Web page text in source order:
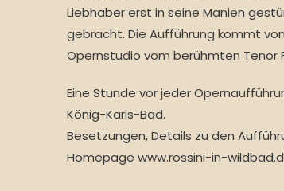
Liebhaber erst in seine Manien
gebracht. Die Aufführung kommt
Opernstudio vom berühmten Tenor
Eine Stunde vor jeder
König-Karls-Bad.
Besetzungen, Details zu den
Homepage www.rossini-in-